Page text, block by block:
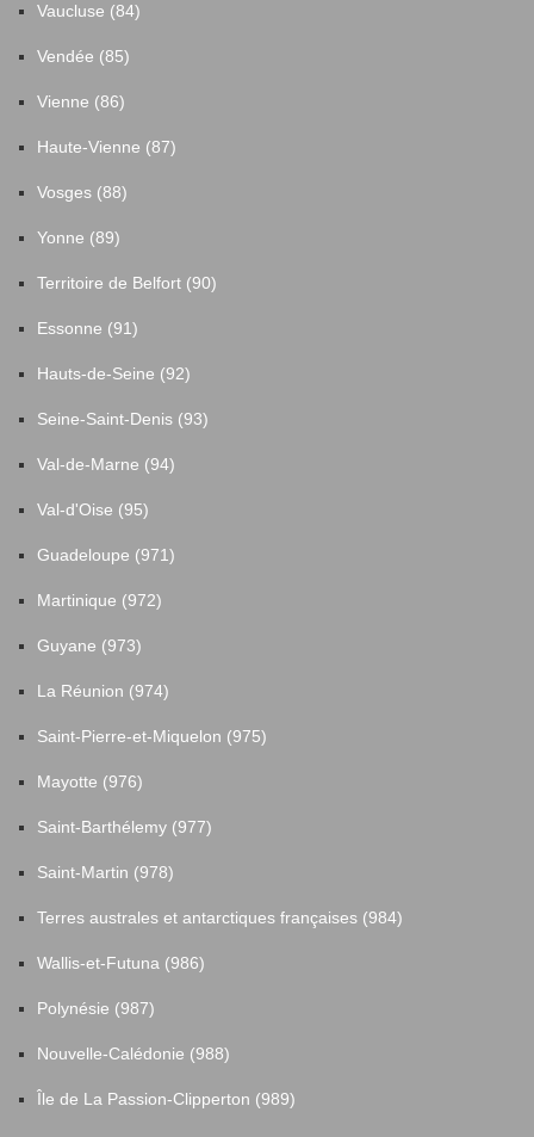
Vaucluse (84)
Vendée (85)
Vienne (86)
Haute-Vienne (87)
Vosges (88)
Yonne (89)
Territoire de Belfort (90)
Essonne (91)
Hauts-de-Seine (92)
Seine-Saint-Denis (93)
Val-de-Marne (94)
Val-d'Oise (95)
Guadeloupe (971)
Martinique (972)
Guyane (973)
La Réunion (974)
Saint-Pierre-et-Miquelon (975)
Mayotte (976)
Saint-Barthélemy (977)
Saint-Martin (978)
Terres australes et antarctiques françaises (984)
Wallis-et-Futuna (986)
Polynésie (987)
Nouvelle-Calédonie (988)
Île de La Passion-Clipperton (989)